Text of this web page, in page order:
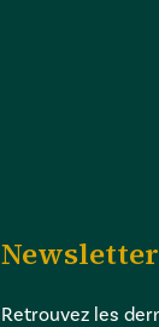
Newsletter
Retrouvez les